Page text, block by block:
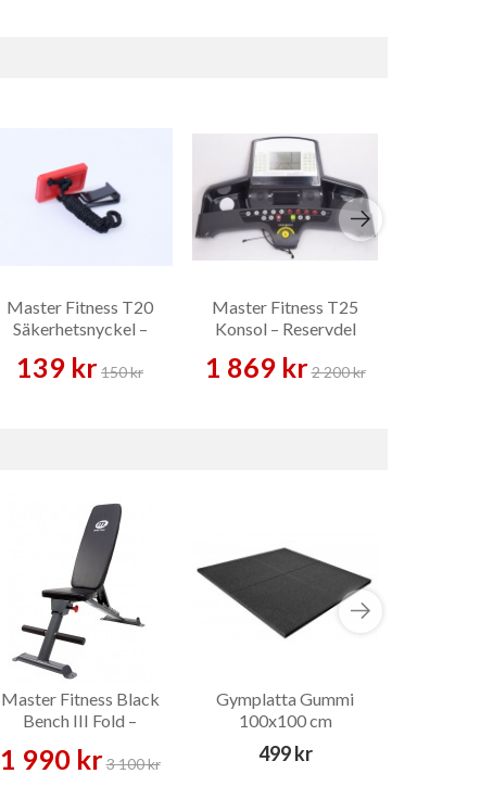
Master Fitness T20
Säkerhetsnyckel –
139 kr150 kr
Master Fitness T25
Konsol – Reservdel
1 869 kr2 200 kr
Master Fitness Black
Bench III Fold –
1 990 kr3 100 kr
Gymplatta Gummi
100x100 cm
499 kr